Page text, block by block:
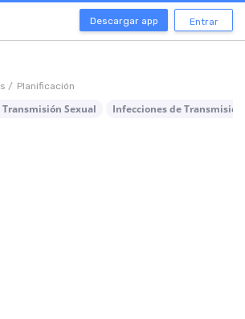
Descargar app Entrar
/ Planificación
Sexual
Infecciones de